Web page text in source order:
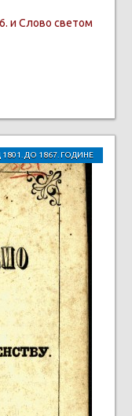
и Слово светом
ДО 1867. ГОДИНЕ